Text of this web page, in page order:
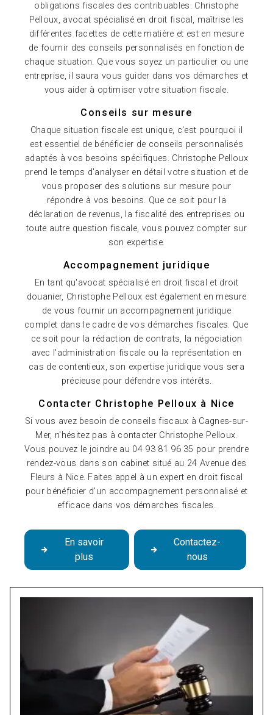
obligations fiscales des contribuables. Christophe
Pelloux, avocat spécialisé en droit fiscal, maîtrise les
différentes facettes de cette matière et est en mesure
de fournir des conseils personnalisés en fonction de
chaque situation. Que vous soyez un particulier ou une
entreprise, il saura vous guider dans vos démarches et
vous aider à optimiser votre situation fiscale.
Conseils sur mesure
Chaque situation fiscale est unique, c'est pourquoi il
est essentiel de bénéficier de conseils personnalisés
adaptés à vos besoins spécifiques. Christophe Pelloux
prend le temps d'analyser en détail votre situation et de
vous proposer des solutions sur mesure pour
répondre à vos besoins. Que ce soit pour la
déclaration de revenus, la fiscalité des entreprises ou
toute autre question fiscale, vous pouvez compter sur
son expertise.
Accompagnement juridique
En tant qu'avocat spécialisé en droit fiscal et droit
douanier, Christophe Pelloux est également en mesure
de vous fournir un accompagnement juridique
complet dans le cadre de vos démarches fiscales. Que
ce soit pour la rédaction de contrats, la négociation
avec l'administration fiscale ou la représentation en
cas de contentieux, son expertise juridique vous sera
précieuse pour défendre vos intérêts.
Contacter Christophe Pelloux à Nice
Si vous avez besoin de conseils fiscaux à Cagnes-sur-
Mer, n'hésitez pas à contacter Christophe Pelloux.
Vous pouvez le joindre au 04 93 81 96 35 pour prendre
rendez-vous dans son cabinet situé au 24 Avenue des
Fleurs à Nice. Faites appel à un expert en droit fiscal
pour bénéficier d'un accompagnement personnalisé et
efficace dans vos démarches fiscales.
En savoir
plus
Contactez-
nous